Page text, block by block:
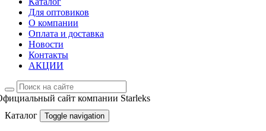
Для оптовиков
О компании
Оплата и доставка
Новости
Контакты
АКЦИИ
сайт компании Starleks
Каталог
Toggle navigation